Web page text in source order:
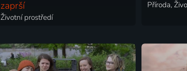
zaprší
Životní prostředí
Příroda,